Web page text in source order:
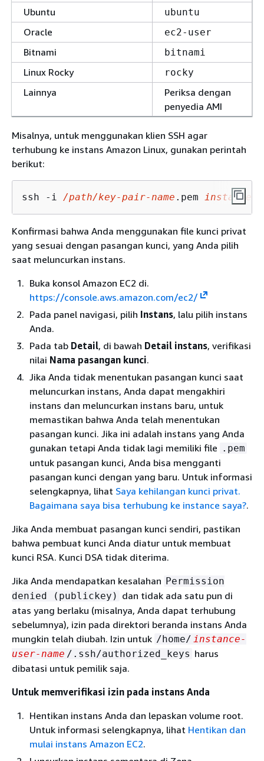
Ubuntu ubuntu
Oracle ec2-user
Bitnami bitnami
Linux Rocky rocky
Lainnya
Periksa dengan
penyedia AMI
Misalnya, untuk menggunakan klien SSH agar
terhubung ke instans Amazon Linux, gunakan perintah
berikut:
ssh -i /path/key-pair-name .pem instance-
Konfirmasi bahwa Anda menggunakan file kunci privat
yang sesuai dengan pasangan kunci, yang Anda pilih
saat meluncurkan instans.
Buka konsol Amazon EC2 di.
https://console.aws.amazon.com/ec2/
Pada panel navigasi, pilih Instans, lalu pilih instans
Anda.
Pada tab Detail, di bawah Detail instans, verifikasi
nilai Nama pasangan kunci.
Jika Anda tidak menentukan pasangan kunci saat
meluncurkan instans, Anda dapat mengakhiri
instans dan meluncurkan instans baru, untuk
memastikan bahwa Anda telah menentukan
pasangan kunci. Jika ini adalah instans yang Anda
gunakan tetapi Anda tidak lagi memiliki file .pem
untuk pasangan kunci, Anda bisa mengganti
pasangan kunci dengan yang baru. Untuk informasi
selengkapnya, lihat Saya kehilangan kunci privat.
Bagaimana saya bisa terhubung ke instance saya?.
Jika Anda membuat pasangan kunci sendiri, pastikan
bahwa pembuat kunci Anda diatur untuk membuat
kunci RSA. Kunci DSA tidak diterima.
Jika Anda mendapatkan kesalahan Permission
denied (publickey) dan tidak ada satu pun di
atas yang berlaku (misalnya, Anda dapat terhubung
sebelumnya), izin pada direktori beranda instans Anda
mungkin telah diubah. Izin untuk /home/ instance-
user-name /.ssh/authorized_keys harus
dibatasi untuk pemilik saja.
Untuk memverifikasi izin pada instans Anda
Hentikan instans Anda dan lepaskan volume root.
Untuk informasi selengkapnya, lihat Hentikan dan
mulai instans Amazon EC2.